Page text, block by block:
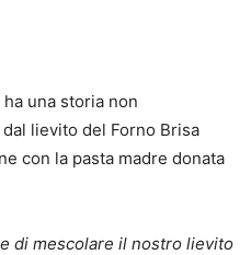
una storia non
lievito del Forno Brisa
con la pasta madre donata
di mescolare il nostro lievito